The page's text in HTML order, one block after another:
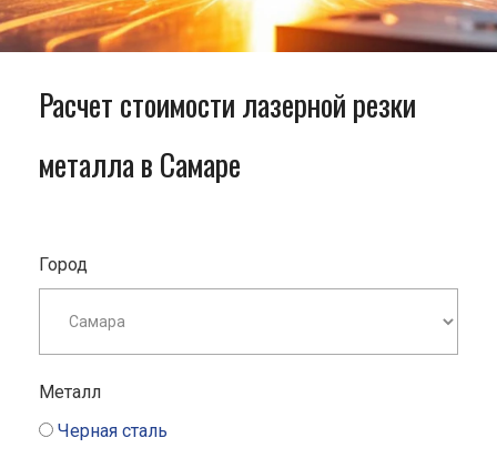
Расчет стоимости лазерной резки
металла в Самаре
Город
Металл
Черная сталь